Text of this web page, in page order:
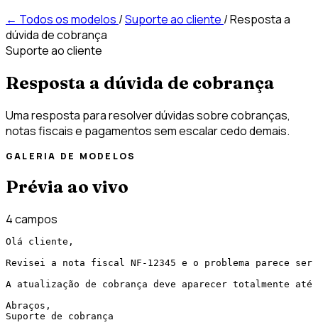
← Todos os modelos /Suporte ao cliente /Resposta a
dúvida de cobrança
Suporte ao cliente
Resposta a dúvida de cobrança
Uma resposta para resolver dúvidas sobre cobranças,
notas fiscais e pagamentos sem escalar cedo demais.
GALERIA DE MODELOS
Prévia ao vivo
4 campos
Olá cliente,
Revisei a nota fiscal NF-12345 e o problema parece ser
A atualização de cobrança deve aparecer totalmente
Abraços,
Suporte de cobrança